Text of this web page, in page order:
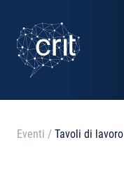
SERVIZI
CASI STUDIO
Eventi / Tavoli di lavoro